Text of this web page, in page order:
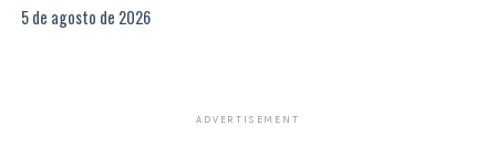
5 de agosto de 2026
ADVERTISEMENT